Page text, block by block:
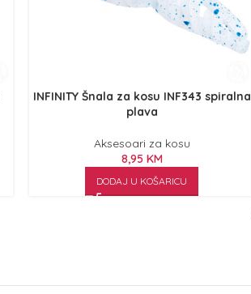
INFINITY Šnala za kosu INF343 spiralna
plava
Aksesoari za kosu
8,95 KM
DODAJ U KOŠARICU